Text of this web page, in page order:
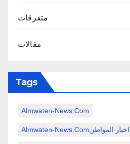
متفرقات
مقالات
Tags
Almwaten-News.com
Almwaten-News.comاخبار المواطن